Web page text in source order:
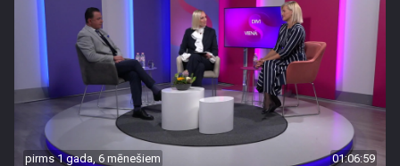
pirms 1 gada, 6 mēnešiem 01:06:59